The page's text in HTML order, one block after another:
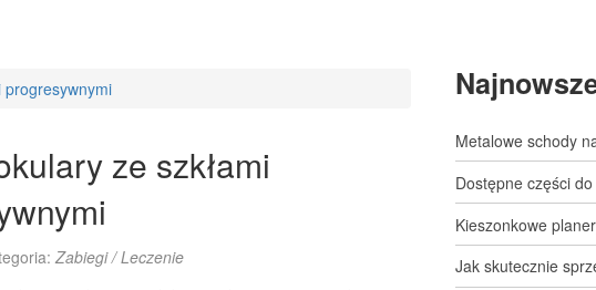
progresywnymi
ze szkłami
Zabiegi / Leczenie
Metalowe schody
Dostępne części
Kieszonkowe
Jak skutecznie